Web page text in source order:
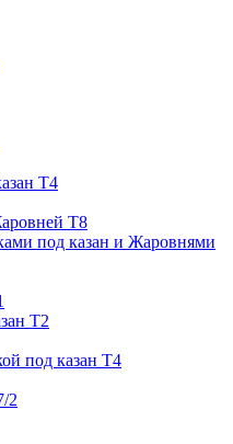
Т4
Т8
под казан и Жаровнями
Т2
под казан Т4
2